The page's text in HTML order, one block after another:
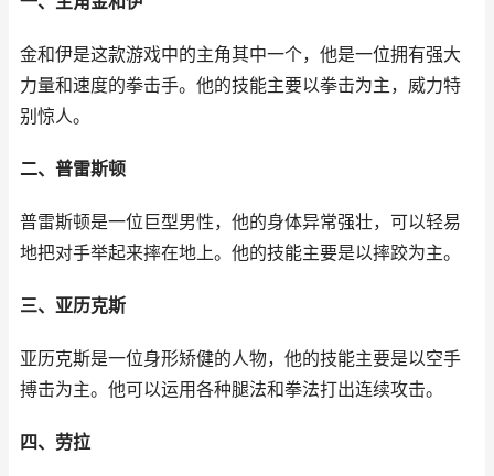
金和伊是这款游戏中的主角其中一个，他是一位拥有强大
力量和速度的拳击手。他的技能主要以拳击为主，威力特
别惊人。
二、普雷斯顿
普雷斯顿是一位巨型男性，他的身体异常强壮，可以轻易
地把对手举起来摔在地上。他的技能主要是以摔跤为主。
三、亚历克斯
亚历克斯是一位身形矫健的人物，他的技能主要是以空手
搏击为主。他可以运用各种腿法和拳法打出连续攻击。
四、劳拉